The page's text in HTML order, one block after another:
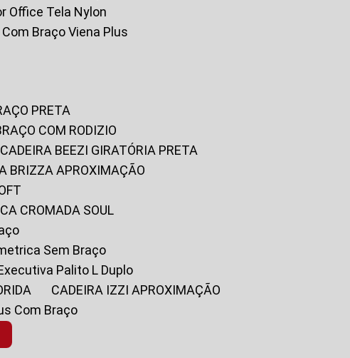
Office Tela Nylon
Com Braço Viena Plus
PRETA
COM RODIZIO
CADEIRA BEEZI GIRATÓRIA PRETA
BRIZZA APROXIMAÇÃO
CROMADA SOUL
Sem Braço
Executiva Palito L Duplo
CADEIRA IZZI APROXIMAÇÃO
Com Braço